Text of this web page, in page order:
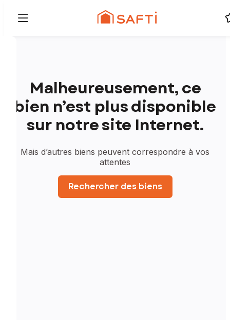
Malheureusement, ce
bien n’est plus disponible
sur notre site Internet.
Mais d’autres biens peuvent correspondre à vos
attentes
Rechercher des biens